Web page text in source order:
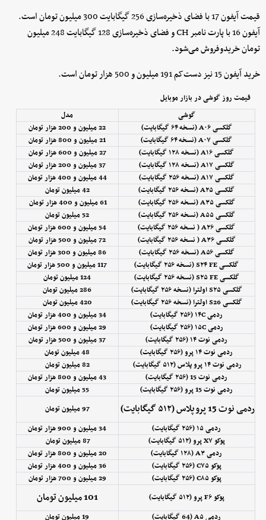
قیمت آیفون 17 با فضای ذخیره‌سازی 256 گیگابایت 300 میلیون تومان است.
آیفون 16 با پارت نامبر CH و فضای ذخیره‌سازی 128 گیگابایت 248 میلیون
تومان خریدوفروش می‌شود.
خرید آیفون 15 نیز دست‌کم 191 میلیون و 500 هزار تومان است.
قیمت روز گوشی در بازار موبایل
گوشی
مدل
گلکسی A۰۶ (نسخه ۶۴ گیگابایت)
22 میلیون و 200 هزار تومان
گلکسی A۰۷ (نسخه ۶۴ گیگابایت)
21 میلیون و 800 هزار تومان
گلکسی A۱۶ (نسخه ۱۲۸ گیگابایت)
27 میلیون و 600 هزار تومان
گلکسی A۱۷ (نسخه ۱۲۸ گیگابایت)
37 میلیون و 200 هزار تومان
گلکسی A۱۷ (نسخه ۲۵۶ گیگابایت)
44 میلیون و 400 هزار تومان
گلکسی A۲۵ (نسخه ۲۵۶ گیگابایت)
42 میلیون تومان
گلکسی A۳۵ (نسخه ۲۵۶ گیگابایت)
61 میلیون و 400 هزار تومان
گلکسی A۵۵ (نسخه ۲۵۶ گیگابایت)
52 میلیون تومان
گلکسی A۲۶ ( نسخه ۲۵۶ گیگابایت)
54 میلیون و 600 هزار تومان
گلکسی A۳۶ ( نسخه ۲۵۶ گیگابایت)
72 میلیون و 500 هزار تومان
گلکسی A۵۶ (نسخه ۲۵۶ گیگابایت)
86 میلیون و 300 هزار تومان
گلکسی S۲۴ FE (نسخه ۲۵۶ گیگابایت)
117 میلیون و 500 هزار تومان
گلکسی S۲۵ FE (نسخه ۲۵۶ گیگابایت)
124 میلیون تومان
گلکسی S۲۵ اولترا (نسخه ۲۵۶ گیگابایت)
286 میلیون تومان
گلکسی S26 اولترا (نسخه ۲۵۶ گیگابایت)
420 میلیون تومان
ردمی ۱۴C (۲۵۶ گیگابایت)
34 میلیون و 400 هزار تومان
ردمی ۱۵C (۲۵۶ گیگابایت)
29 میلیون و 600 هزار تومان
ردمی نوت ۱۴ (۲۵۶ گیگابایت)
37 میلیون و 500 هزار تومان
ردمی نوت ۱۴ پرو (۲۵۶ گیگابایت)
48 میلیون تومان
ردمی نوت ۱۴ پرو پلاس (۵۱۲ گیگابایت)
82 میلیون تومان
ردمی نوت 15 (۲۵۶ گیگابایت)
43 میلیون و 800 هزار تومان
ردمی نوت 15 پرو (۲۵۶ گیگابایت)
55 میلیون تومان
ردمی نوت 15 پرو پلاس (۵۱۲ گیگابایت)
97 میلیون تومان
ردمی ۱۵ (۲۵۶ گیگابایت)
34 میلیون و 900 هزار تومان
پوکو X۷ پرو (۵۱۲ گیگابایت)
87 میلیون تومان
ردمی A۳ (۱۲۸ گیگابایت)
20 میلیون و 800 هزار تومان
پوکو C۷۵ (۲۵۶ گیگابایت)
36 میلیون و 400 هزار تومان
پوکو C۸۵ (۲۵۶ گیگابایت)
29 میلیون و 700 هزار تومان
پوکو F۶ پرو (۵۱۲ گیگابایت)
101 میلیون تومان
ردمی A۵ (64 گیگابایت)
19 میلیون تومان